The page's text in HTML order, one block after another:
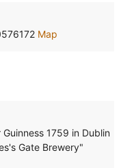
Map
1759 in Dublin
Gate Brewery"